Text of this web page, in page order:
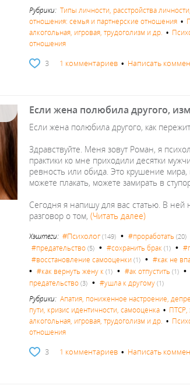
Рубрики:Типы личности, расстройства
отношения: семья и партнерские отношения •
алкогольная, игровая, трудоголизм и др. •
отношения
3 1 комментариев • Написать
Если жена полюбила другого,
Если жена полюбила другого, как
Здравствуйте. Меня зовут Роман, я
практики ко мне приходили десятки
ревность или обида. Это крушение
можете плакать, можете замирать в
Сегодня я напишу для вас статью. В ней
разговор о том,(Читать далее)
Хэштеги:#Психолог(149) •#проработать (20)
#предательство (5) •#сохранить брак (1) •
#восстановление самооценки (1) •#как не
•#как вернуть жену к (1) •#ак отпустить (1)
предательство (3) •#ушла к другому (1)
Рубрики:Апатия, пониженное настроение,
пути, кризис идентичности, самооценка • ПТСР,
алкогольная, игровая, трудоголизм и др. •
отношения
3 1 комментариев • Написать